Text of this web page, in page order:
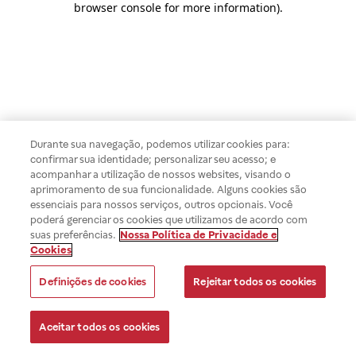
browser console for more information).
Durante sua navegação, podemos utilizar cookies para:
confirmar sua identidade; personalizar seu acesso; e
acompanhar a utilização de nossos websites, visando o
aprimoramento de sua funcionalidade. Alguns cookies são
essenciais para nossos serviços, outros opcionais. Você
poderá gerenciar os cookies que utilizamos de acordo com
suas preferências. Nossa Política de Privacidade e
Cookies
Definições de cookies Rejeitar todos os cookies
Aceitar todos os cookies